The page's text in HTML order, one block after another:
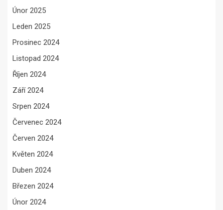
Únor 2025
Leden 2025
Prosinec 2024
Listopad 2024
Říjen 2024
Září 2024
Srpen 2024
Červenec 2024
Červen 2024
Květen 2024
Duben 2024
Březen 2024
Únor 2024